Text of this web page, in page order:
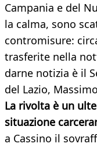
Campania e del
la calma, sono
contromisure:
trasferite nella
darne notizia è il
del Lazio,
La rivolta è un
situazione
a Cassino il